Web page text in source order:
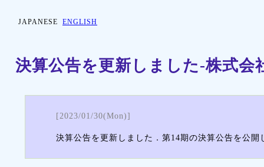
JAPANESE ENGLISH
決算公告を更新しました-株式会
[2023/01/30(Mon)]
決算公告を更新しました．第14期の決算公告を公開